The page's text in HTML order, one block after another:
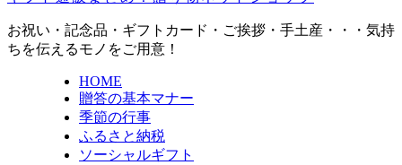
お祝い・記念品・ギフトカード・ご挨拶・手土産・・・気持
ちを伝えるモノをご用意！
HOME
贈答の基本マナー
季節の行事
ふるさと納税
ソーシャルギフト